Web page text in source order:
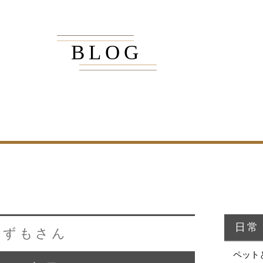
BLOG
もさん 日常
ペット
・MUKU
ORDER
・REFORM
・MUKUの家一覧
ORDERの家一覧